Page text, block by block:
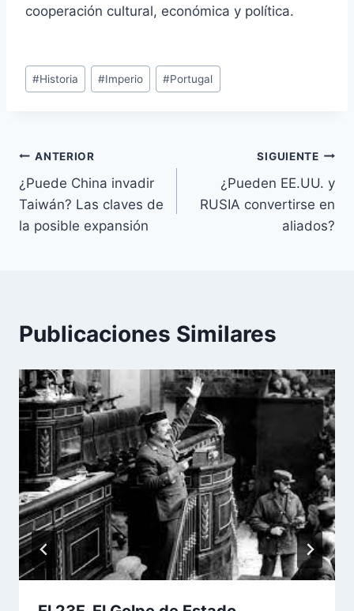
cooperación cultural, económica y política.
Etiquetas
de
#Historia #Imperio #Portugal
Navegación
de
entradas
ANTERIOR
¿Puede China invadir
Taiwán? Las claves de
la posible expansión
SIGUIENTE
¿Pueden EE.UU. y
RUSIA convertirse en
aliados?
Publicaciones Similares